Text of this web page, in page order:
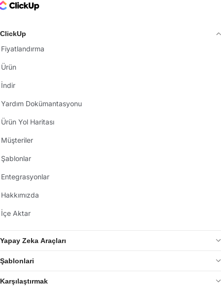
Logo
ClickUp
Fiyatlandırma
Ürün
İndir
Yardım Dokümantasyonu
Ürün Yol Haritası
Müşteriler
Şablonlar
Entegrasyonlar
Hakkımızda
İçe Aktar
Yapay Zeka Araçları
Şablonlari
Karşılaştırmak